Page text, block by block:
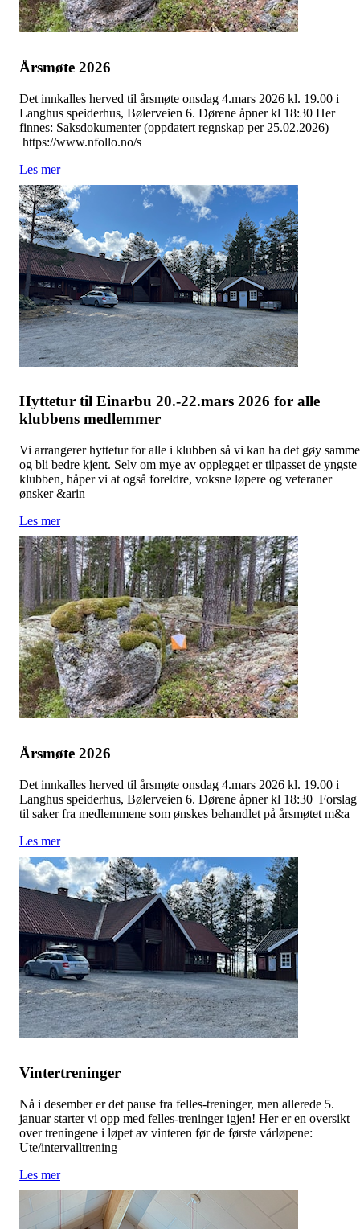
Årsmøte 2026
Det innkalles herved til årsmøte onsdag 4.mars 2026 kl. 19.00 i
Langhus speiderhus, Bølerveien 6. Dørene åpner kl 18:30 Her
finnes: Saksdokumenter (oppdatert regnskap per 25.02.2026)
https://www.nfollo.no/s
Les mer
Hyttetur til Einarbu 20.-22.mars 2026 for alle
klubbens medlemmer
Vi arrangerer hyttetur for alle i klubben så vi kan ha det gøy
og bli bedre kjent. Selv om mye av opplegget er tilpasset de yngste
klubben, håper vi at også foreldre, voksne løpere og veteraner
ønsker &arin
Les mer
Årsmøte 2026
Det innkalles herved til årsmøte onsdag 4.mars 2026 kl. 19.00 i
Langhus speiderhus, Bølerveien 6. Dørene åpner kl 18:30 Forslag
til saker fra medlemmene som ønskes behandlet på årsmøtet m&a
Les mer
Vintertreninger
Nå i desember er det pause fra felles-treninger, men allerede 5.
januar starter vi opp med felles-treninger igjen! Her er en oversikt
over treningene i løpet av vinteren før de første vårløpene:
Ute/intervalltrening
Les mer